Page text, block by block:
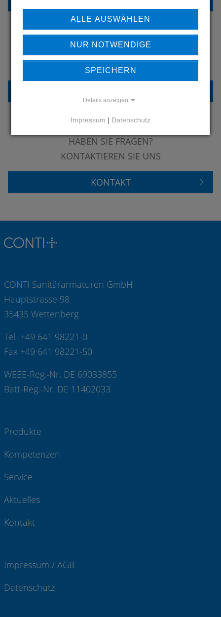
ERFAHREN SIE MEHR ÜBER
UNSERE REFERENZEN
HABEN SIE FRAGEN?
KONTAKTIEREN SIE UNS
KONTAKT
CONTI Sanitärarmaturen GmbH
Hauptstrasse 98
35435 Wettenberg
Tel +49 641 98221-0
Fax +49 641 98221-50
WEEE-Reg.-Nr. DE 69033855
Batt-Reg.-Nr. DE 11402033
Produkte
Kompetenzen
Service
Aktuelles
Kontakt
Impressum / AGB
Datenschutz
ALLE AUSWÄHLEN
NUR NOTWENDIGE
SPEICHERN
Details anzeigen
Impressum | Datenschutz